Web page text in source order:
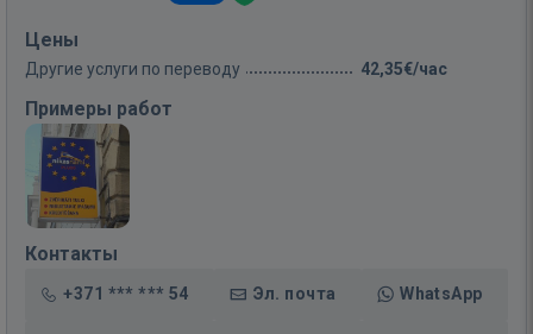
Цены
Другие услуги по переводу 42,35€/час
Примеры работ
Контакты
+371 *** *** 54 Эл. почта WhatsApp